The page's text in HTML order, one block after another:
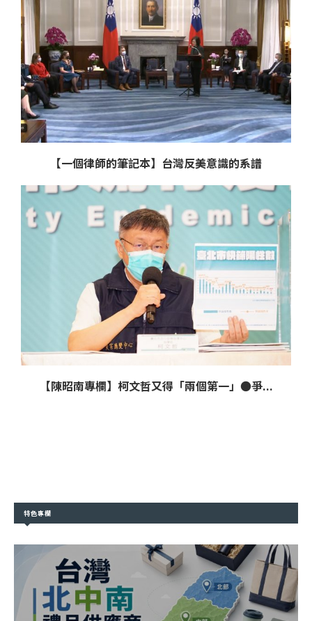
【一個律師的筆記本】台灣反美意識的系譜
【陳昭南專欄】柯文哲又得「兩個第一」●爭...
特色專欄